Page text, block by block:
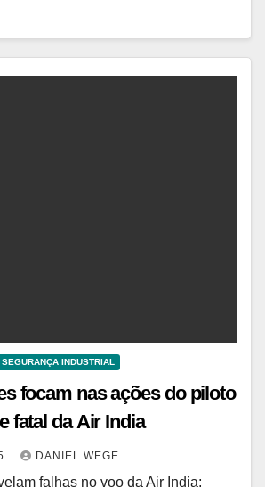
INDUSTRIAL
focam nas ações do piloto
fatal da Air India
DANIEL WEGE
falhas no voo da Air India;